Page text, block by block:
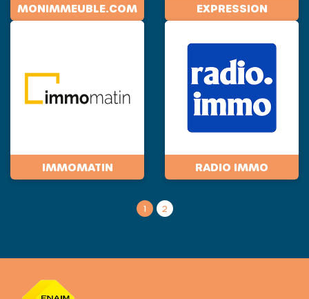
MONIMMEUBLE.COM EXPRESSION
IMMOMATIN RADIO IMMO
1 2